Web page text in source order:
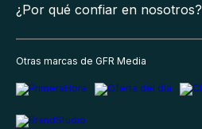
¿Por qué confiar en nosotros?
Otras marcas de GFR Media